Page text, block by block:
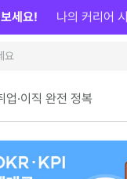
업·이직 완전 정복
세요! 나의 커리어